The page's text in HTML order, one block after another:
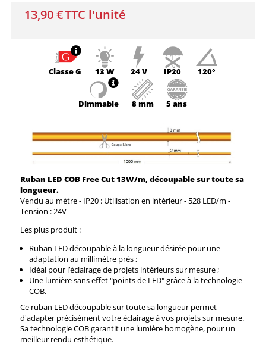
13,90 €TTC l'unité
ClasseG 13 W 24 V IP20 120°
Dimmable 8 mm 5 ans
Ruban LED COB Free Cut 13W/m, découpable sur toute sa
longueur.
Vendu au mètre - IP20 : Utilisation en intérieur - 528 LED/m -
Tension : 24V
Les plus produit :
Ruban LED découpable à la longueur désirée pour une
adaptation au millimètre près ;
Idéal pour l’éclairage de projets intérieurs sur mesure ;
Une lumière sans effet "points de LED" grâce à la technologie
COB.
Ce ruban LED découpable sur toute sa longueur permet
d'adapter précisément votre éclairage à vos projets sur mesure.
Sa technologie COB garantit une lumière homogène, pour un
meilleur rendu esthétique.